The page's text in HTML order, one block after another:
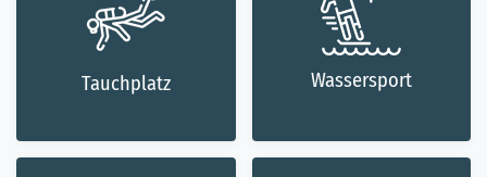
Tauchplatz Wassersport